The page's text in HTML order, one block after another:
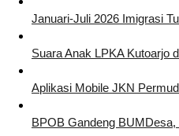
Januari-Juli 2026 Imigrasi
Suara Anak LPKA Kutoarjo
Aplikasi Mobile JKN
BPOB Gandeng